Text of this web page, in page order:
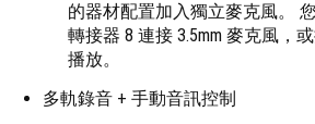
的器材配置加入獨立麥克風。
轉接器 8 連接 3.5mm 麥克風，
播放。
多軌錄音 + 手動音訊控制